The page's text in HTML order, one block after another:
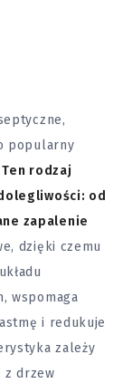
popularny
Ten rodzaj
od
zapalenie
dzięki czemu
wspomaga
i redukuje
zależy
z drzew